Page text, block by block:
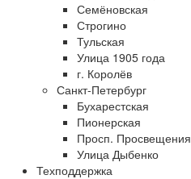
Семёновская
Строгино
Тульская
Улица 1905 года
г. Королёв
Санкт-Петербург
Бухарестская
Пионерская
Просп. Просвещения
Улица Дыбенко
Техподдержка